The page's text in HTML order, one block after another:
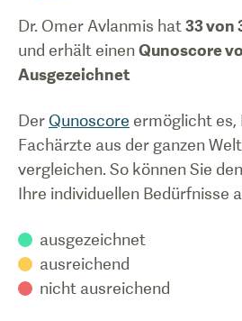
Dr. Omer Avlanmis hat 33von
und erhält einenQunoscore
Ausgezeichnet
Der Qunoscore ermöglicht es,
Fachärzte aus der ganzen
vergleichen. So können Sie
Ihre individuellen Bedürfnisse
ausgezeichnet
ausreichend
nicht ausreichend